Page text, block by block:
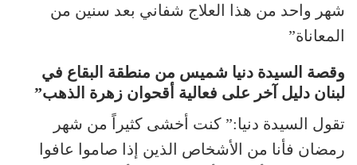
شهر واحد من هذا العلاج شفاني بعد سنين من
المعاناة”
وقصة السيدة دنيا شميس من منطقة البقاع في
لبنان دليل آخر على فعالية أقحوان زهرة الذهب”
تقول السيدة دنيا:” كنت أخشى كثيراً من شهر
رمضان فأنا من الأشخاص الذين إذا صاموا عافوا